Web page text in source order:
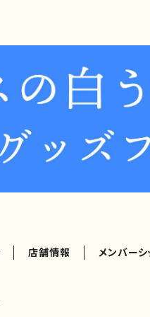
店舗情報 メンバーシ